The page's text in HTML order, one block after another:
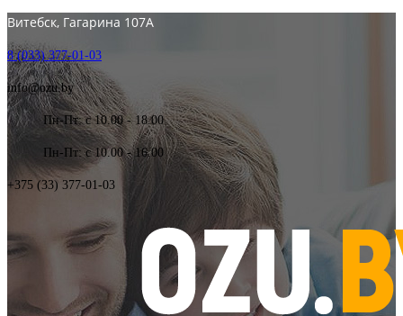
Витебск, Гагарина 107А
8 (033) 377-01-03
info@ozu.by
Пн-Пт: с 10.00 - 18.00
Пн-Пт: с 10.00 - 16.00
+375 (33) 377-01-03